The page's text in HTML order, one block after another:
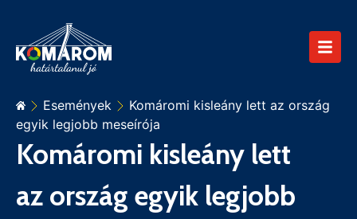
Események
Komáromi kisleány lett az ország
egyik legjobb meseírója
Komáromi kisleány lett
az ország egyik legjobb